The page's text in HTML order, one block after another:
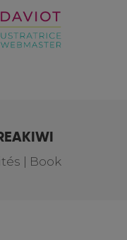
| Book